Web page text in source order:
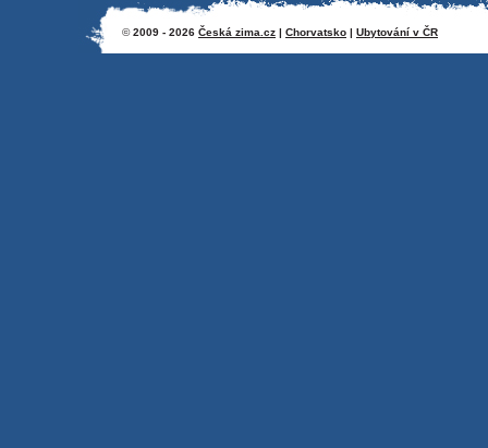
©2009 - 2026 Česká zima.cz | Chorvatsko | Ubytování v ČR